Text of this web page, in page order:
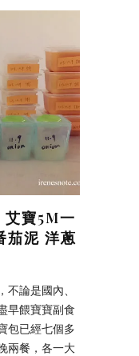
寶5M一
茄泥 洋蔥
論是國內、
早餵寶寶副食
包已經七個多
兩餐，各一大